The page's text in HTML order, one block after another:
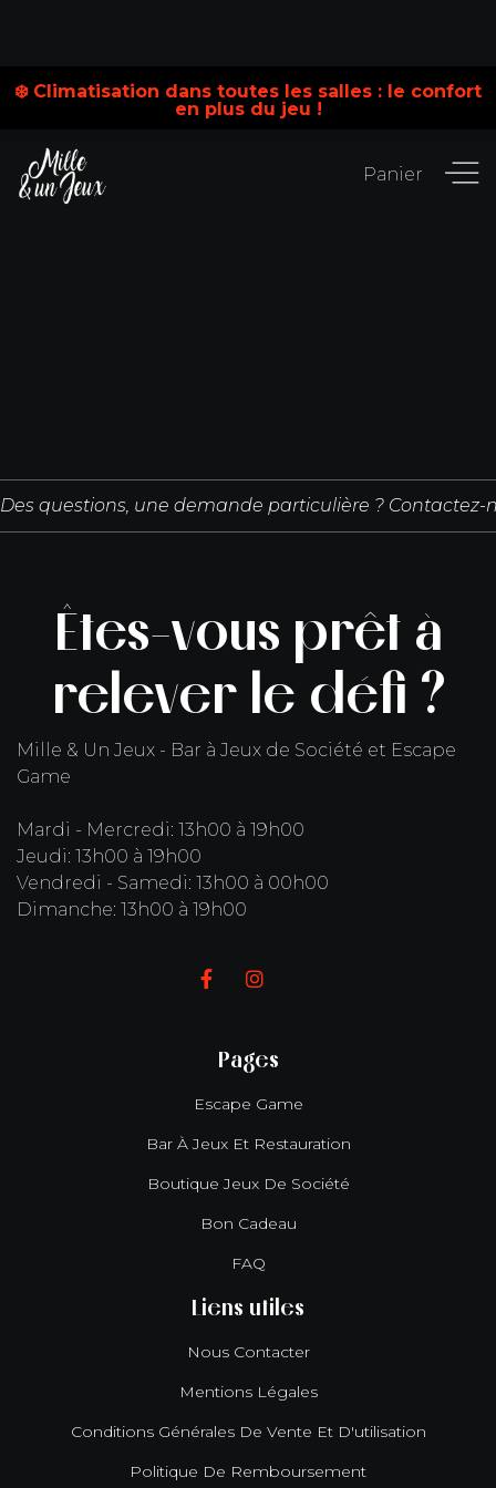
❄️ Climatisation dans toutes les salles : le confort
en plus du jeu !
Panier
Des questions, une demande particulière ? Contactez-
Êtes-vous prêt à
relever le défi ?
Mille & Un Jeux - Bar à Jeux de Société et Escape
Game
Mardi - Mercredi: 13h00 à 19h00
Jeudi: 13h00 à 19h00
Vendredi - Samedi: 13h00 à 00h00
Dimanche: 13h00 à 19h00
 
Pages
Escape Game
Bar À Jeux Et Restauration
Boutique Jeux De Société
Bon Cadeau
FAQ
Liens utiles
Nous Contacter
Mentions Légales
Conditions Générales De Vente Et D'utilisation
Politique De Remboursement